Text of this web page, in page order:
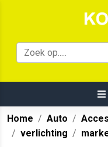
Home Auto
verlichting